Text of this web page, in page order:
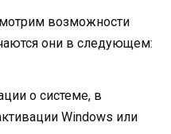
возможности
они в следующем:
о системе, в
Windows или